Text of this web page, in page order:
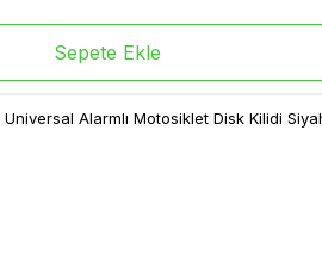
Sepete Ekle